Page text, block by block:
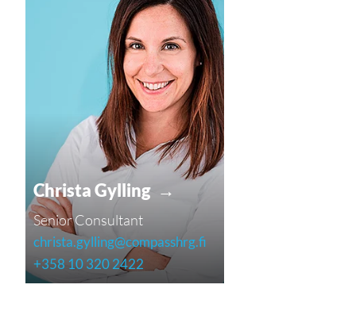
Christa Gylling →
Senior Consultant
christa.gylling@compasshrg.fi
+358 10 320 2422